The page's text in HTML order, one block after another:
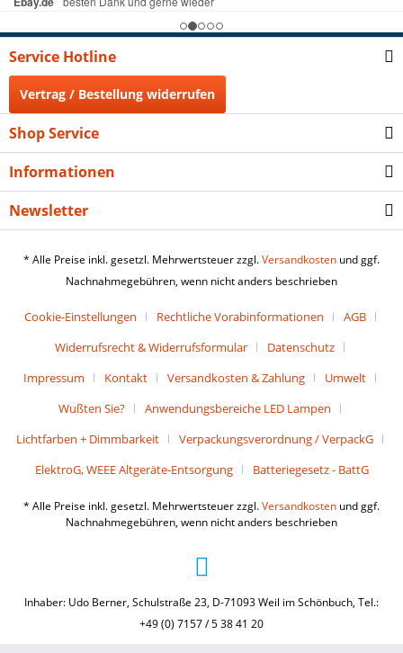
Service Hotline
Vertrag / Bestellung widerrufen
Shop Service
Informationen
Newsletter
* Alle Preise inkl. gesetzl. Mehrwertsteuer zzgl.Versandkosten und ggf.
Nachnahmegebühren, wenn nicht anders beschrieben
Cookie-Einstellungen Rechtliche Vorabinformationen
AGB
Widerrufsrecht & Widerrufsformular
Datenschutz
Impressum
Kontakt Versandkosten & Zahlung
Umwelt
Wußten Sie?
Anwendungsbereiche LED Lampen
Lichtfarben + Dimmbarkeit
Verpackungsverordnung / VerpackG
ElektroG, WEEE Altgeräte-Entsorgung
Batteriegesetz - BattG
* Alle Preise inkl. gesetzl. Mehrwertsteuer zzgl.Versandkosten und ggf.
Nachnahmegebühren, wenn nicht anders beschrieben
Inhaber: Udo Berner, Schulstraße 23, D-71093 Weil im Schönbuch, Tel.:
+49 (0) 7157 / 5 38 41 20